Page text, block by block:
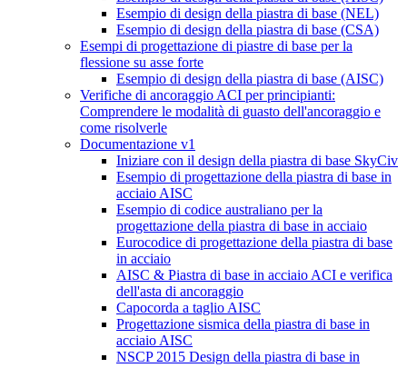
Esempio di design della piastra di base (NEL)
Esempio di design della piastra di base (CSA)
Esempi di progettazione di piastre di base per la
flessione su asse forte
Esempio di design della piastra di base (AISC)
Verifiche di ancoraggio ACI per principianti:
Comprendere le modalità di guasto dell'ancoraggio e
come risolverle
Documentazione v1
Iniziare con il design della piastra di base SkyCiv
Esempio di progettazione della piastra di base in
acciaio AISC
Esempio di codice australiano per la
progettazione della piastra di base in acciaio
Eurocodice di progettazione della piastra di base
in acciaio
AISC & Piastra di base in acciaio ACI e verifica
dell'asta di ancoraggio
Capocorda a taglio AISC
Progettazione sismica della piastra di base in
acciaio AISC
NSCP 2015 Design della piastra di base in